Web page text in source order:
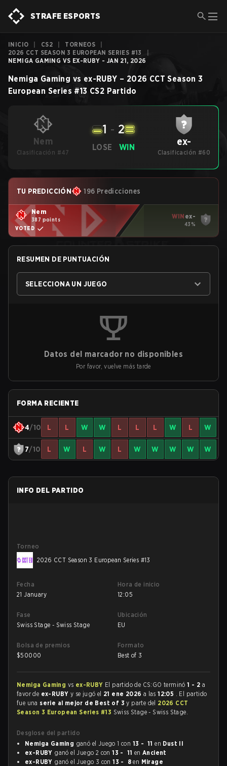
STRAFE ESPORTS
INICIO CS2 TORNEOS
2026 CCT SEASON 3 EUROPEAN SERIES #13
NEMIGA GAMING VS EX-RUBY - JAN 21, 2026
Nemiga Gaming vs ex-RUBY – 2026 CCT Season 3
European Series #13 CS2 Partido
Nem
Clasificación #47
LOSE
1 - 2
WIN ex-
Clasificación #60
TU PREDICCIÓN 196 Predicciones
Nem
387 points
VOTED
WIN ex-
43%
RESUMEN DE PUNTUACIÓN
SELECCIONA UN JUEGO
Datos del marcador no disponibles
Por favor, vuelve más tarde
FORMA RECIENTE
4/10 L L W W L L L W L W
7/10 L W L W L W W W W W
INFO DEL PARTIDO
Torneo
2026 CCT Season 3 European Series #13
Fecha
21 January
Hora de inicio
12:05
Fase
Swiss Stage - Swiss Stage
Ubicación
EU
Bolsa de premios
$50000
Formato
Best of 3
Nemiga Gaming vs ex-RUBY El partido de CS:GO terminó1 - 2 a
favor de ex-RUBY y se jugó el 21 ene 2026 a las12:05 . El partido
fue una serie al mejor de Best of 3y parte del 2026 CCT
Season 3 European Series #13 Swiss Stage - Swiss Stage.
Desglose del partido
Nemiga Gaming ganó el Juego 1 con 13 - 11 en Dust II
ex-RUBY ganó el Juego 2 con13 - 11 enAncient
ex-RUBY ganó el Juego 3 con13 - 8 en Mirage